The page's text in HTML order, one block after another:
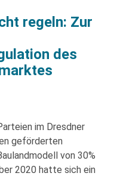
regeln: Zur
des
im Dresdner
geförderten
von 30%
2020 hatte sich ein